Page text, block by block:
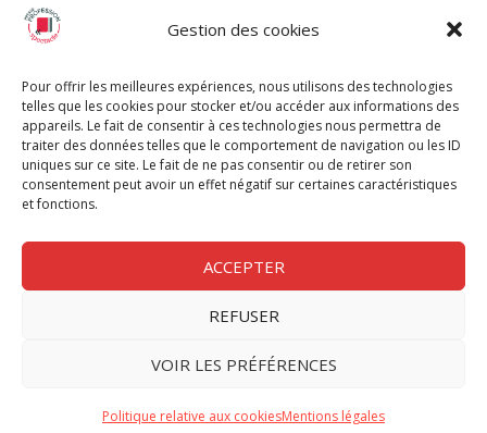
Gestion des cookies
Pour offrir les meilleures expériences, nous utilisons des technologies
telles que les cookies pour stocker et/ou accéder aux informations des
appareils. Le fait de consentir à ces technologies nous permettra de
traiter des données telles que le comportement de navigation ou les ID
uniques sur ce site. Le fait de ne pas consentir ou de retirer son
consentement peut avoir un effet négatif sur certaines caractéristiques
et fonctions.
ACCEPTER
REFUSER
VOIR LES PRÉFÉRENCES
Politique relative aux cookiesMentions légales
Chèque Intermittents
Chèque Compta
Chèque Emploi Spectacle
G-Pods
Profession Audio-visuel
Le Cahier Pro
Suivre Suivre
Nous contacter